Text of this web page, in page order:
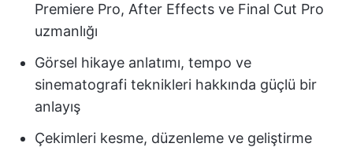
Premiere Pro, After Effects ve Final Cut Pro
uzmanlığı
Görsel hikaye anlatımı, tempo ve
sinematografi teknikleri hakkında güçlü bir
anlayış
Çekimleri kesme, düzenleme ve geliştirme